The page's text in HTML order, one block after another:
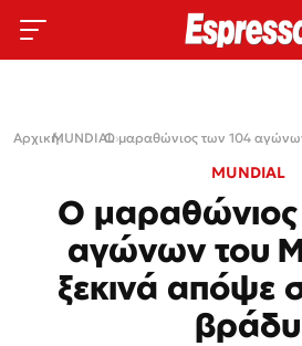
Αρχική›
MUNDIAL›
MUNDIAL
Ο
αγώνων του
ξεκινά απόψε
βράδυ